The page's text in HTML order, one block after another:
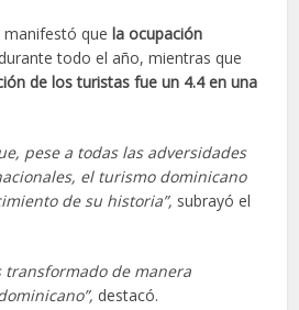
que la ocupación
durante todo el año, mientras que
de los turistas fue un 4.4 en una
pese a todas las adversidades
el turismo dominicano
de su historia”, subrayó el
transformado de manera
destacó.